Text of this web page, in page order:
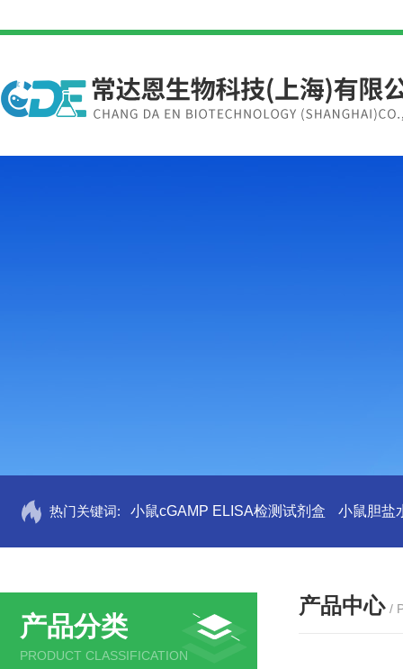
热门关键词: 小鼠cGAMP ELISA检测试剂盒 小鼠胆盐
产品分类
PRODUCT CLASSIFICATION
产品中心 /